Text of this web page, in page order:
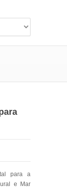
para a
e Mar